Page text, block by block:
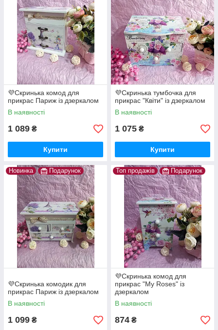
💜Скринька комод для
прикрас Париж із дзеркалом
В наявності
1 089 ₴
Купити
💜Скринька тумбочка для
прикрас "Квіти" із дзеркалом
В наявності
1 075 ₴
Купити
Новинка Подарунок
💜Скринька комодик для
прикрас Париж із дзеркалом
В наявності
1 099 ₴
Топ продажів Подарунок
💜Скринька комод для
прикрас "My Roses" із
дзеркалом
В наявності
874 ₴